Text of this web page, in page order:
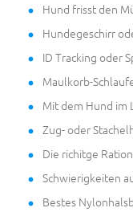
Hund frisst den
Hundegeschirr
ID Tracking oder
Maulkorb-
Mit dem Hund im
Zug- oder
Die richitge
Schwierigkeiten
Bestes